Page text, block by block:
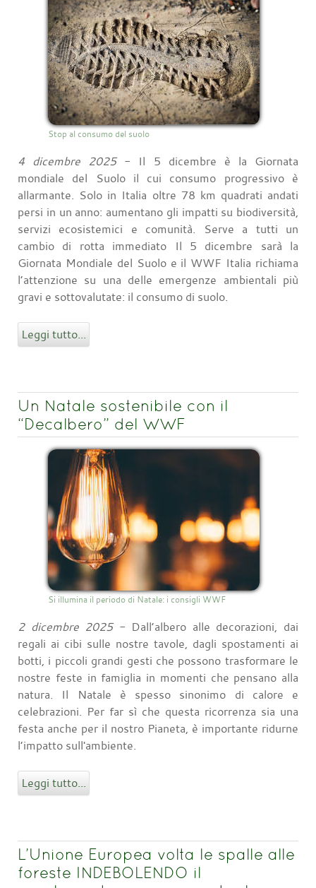
Stop al consumo del suolo
4 dicembre 2025- Il 5 dicembre è la Giornata
mondiale del Suolo il cui consumo progressivo è
allarmante. Solo in Italia oltre 78 km quadrati andati
persi in un anno: aumentano gli impatti su biodiversità,
servizi ecosistemici e comunità. Serve a tutti un
cambio di rotta immediato Il 5 dicembre sarà la
Giornata Mondiale del Suolo e il WWF Italia richiama
l’attenzione su una delle emergenze ambientali più
gravi e sottovalutate: il consumo di suolo.
Leggi tutto...
Un Natale sostenibile con il
“Decalbero” del WWF
Si illumina il periodo di Natale: i consigli WWF
2 dicembre 2025- Dall’albero alle decorazioni, dai
regali ai cibi sulle nostre tavole, dagli spostamenti ai
botti, i piccoli grandi gesti che possono trasformare le
nostre feste in famiglia in momenti che pensano alla
natura. Il Natale è spesso sinonimo di calore e
celebrazioni. Per far sì che questa ricorrenza sia una
festa anche per il nostro Pianeta, è importante ridurne
l’impatto sull'ambiente.
Leggi tutto...
L’Unione Europea volta le spalle alle
foreste INDEBOLENDO il